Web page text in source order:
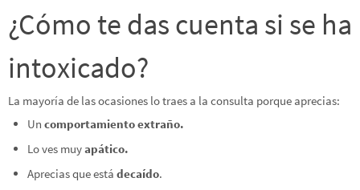
¿Cómo te das cuenta si se ha
intoxicado?
La mayoría de las ocasiones lo traes a la consulta porque aprecias:
Uncomportamiento extraño.
Lo ves muyapático.
Aprecias que estádecaído.